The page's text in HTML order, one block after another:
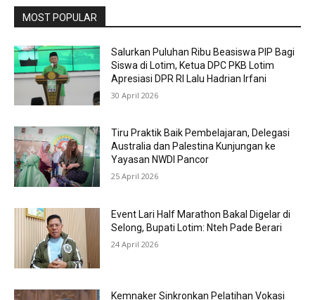
MOST POPULAR
Salurkan Puluhan Ribu Beasiswa PIP Bagi
Siswa di Lotim, Ketua DPC PKB Lotim
Apresiasi DPR RI Lalu Hadrian Irfani
30 April 2026
Tiru Praktik Baik Pembelajaran, Delegasi
Australia dan Palestina Kunjungan ke
Yayasan NWDI Pancor
25 April 2026
Event Lari Half Marathon Bakal Digelar di
Selong, Bupati Lotim: Nteh Pade Berari
24 April 2026
Kemnaker Sinkronkan Pelatihan Vokasi